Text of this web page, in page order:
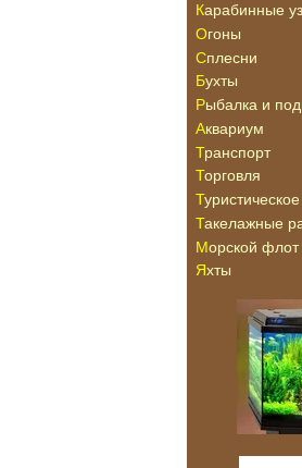
Карабинные
Огоны
Сплесни
Бухты
Рыбалка и
Аквариум
Транспорт
Торговля
Такелажные
Морской флот
Яхты